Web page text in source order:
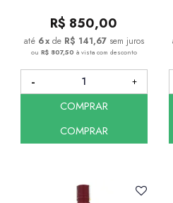
R$ 850,00
6x de R$ 141,67 sem juros
ou R$ 807,50 à vista com desconto
COMPRAR
COMPRAR